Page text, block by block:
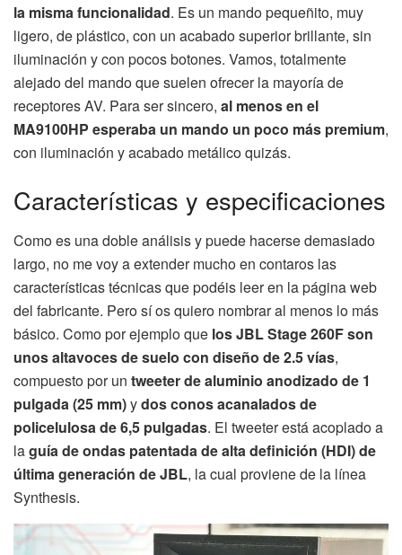
la misma funcionalidad. Es un mando pequeñito, muy
ligero, de plástico, con un acabado superior brillante, sin
iluminación y con pocos botones. Vamos, totalmente
alejado del mando que suelen ofrecer la mayoría de
receptores AV. Para ser sincero, al menos en el
MA9100HP esperaba un mando un poco más premium,
con iluminación y acabado metálico quizás.
Características y especificaciones
Como es una doble análisis y puede hacerse demasiado
largo, no me voy a extender mucho en contaros las
características técnicas que podéis leer en la página web
del fabricante. Pero sí os quiero nombrar al menos lo más
básico. Como por ejemplo que los JBL Stage 260F son
unos altavoces de suelo con diseño de 2.5 vías,
compuesto por un tweeter de aluminio anodizado de 1
pulgada (25 mm)ydos conos acanalados de
policelulosa de 6,5 pulgadas. El tweeter está acoplado a
laguía de ondas patentada de alta definición (HDI) de
última generación de JBL, la cual proviene de la línea
Synthesis.